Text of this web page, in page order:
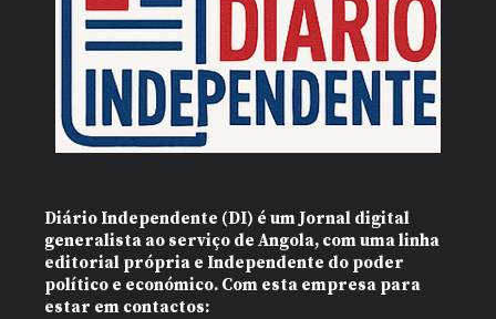
Diário Independente (DI) é um Jornal digital
generalista ao serviço de Angola, com uma linha
editorial própria e Independente do poder
político e económico. Com esta empresa para
estar em contactos: